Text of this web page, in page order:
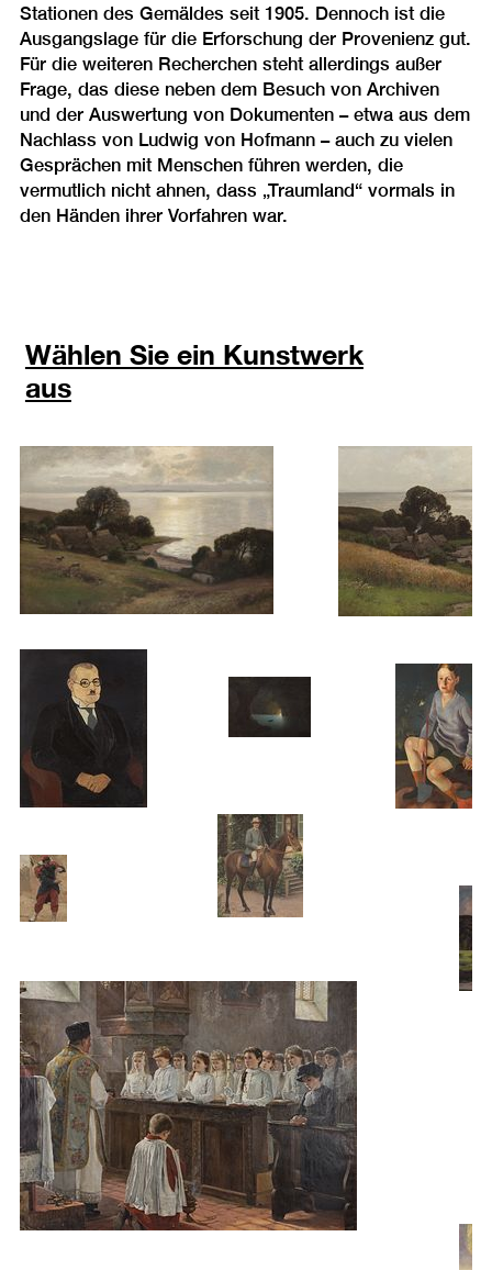
Stationen des Gemäldes seit 1905. Dennoch ist die
Ausgangslage für die Erforschung der Provenienz gut.
Für die weiteren Recherchen steht allerdings außer
Frage, das diese neben dem Besuch von Archiven
und der Auswertung von Dokumenten – etwa aus dem
Nachlass von Ludwig von Hofmann – auch zu vielen
Gesprächen mit Menschen führen werden, die
vermutlich nicht ahnen, dass „Traumland“ vormals in
den Händen ihrer Vorfahren war.
Wählen Sie ein Kunstwerk
aus